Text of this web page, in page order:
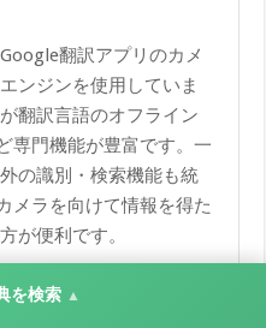
翻訳アプリのカメ
ンジンを使用していま
翻訳言語のオフライン
専門機能が豊富です。一
の識別・検索機能も統
メラを向けて情報を得た
が便利です。
を検索 ▲